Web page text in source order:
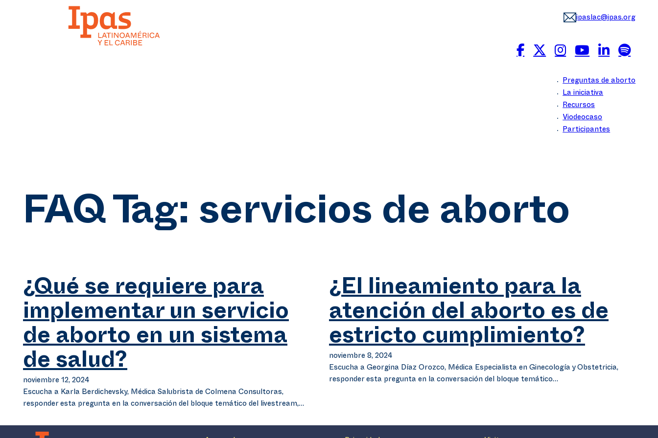
ipaslac@ipas.org
Preguntas de aborto
La iniciativa
Recursos
Viodeocaso
Participantes
FAQ Tag: servicios de aborto
¿Qué se requiere para
implementar un servicio
de aborto en un sistema
de salud?
noviembre 12, 2024
Escucha a Karla Berdichevsky, Médica Salubrista de Colmena Consultoras,
responder esta pregunta en la conversación del bloque temático del livestream,…
¿El lineamiento para la
atención del aborto es de
estricto cumplimiento?
noviembre 8, 2024
Escucha a Georgina Díaz Orozco, Médica Especialista en Ginecología y Obstetricia,
responder esta pregunta en la conversación del bloque temático…